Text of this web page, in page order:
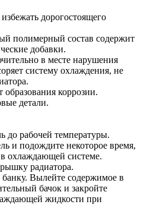
дорогостоящего
полимерный состав содержит
добавки.
в месте нарушения
систему охлаждения, не
образования коррозии.
детали.
до рабочей температуры.
и подождите некоторое время,
охлаждающей системе.
радиатора.
Вылейте содержимое в
бачок и закройте
жидкости при